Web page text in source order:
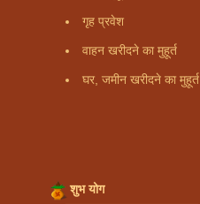
गृह प्रवेश
वाहन खरीदने का मुहूर्त
घर, जमीन खरीदने का मुहूर्त
शुभ योग